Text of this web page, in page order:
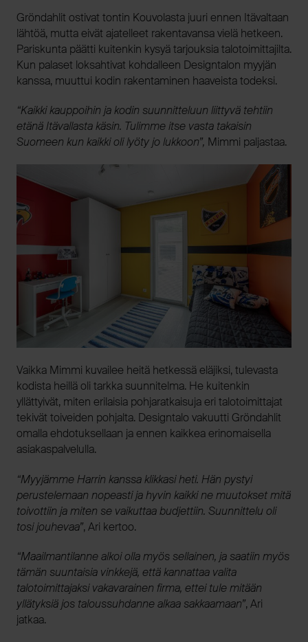
Gröndahlit ostivat tontin Kouvolasta juuri ennen Itävaltaan
lähtöä, mutta eivät ajatelleet rakentavansa vielä hetkeen.
Pariskunta päätti kuitenkin kysyä tarjouksia talotoimittajilta.
Kun palaset loksahtivat kohdalleen Designtalon myyjän
kanssa, muuttui kodin rakentaminen haaveista todeksi.
“Kaikki kauppoihin ja kodin suunnitteluun liittyvä tehtiin
etänä Itävallasta käsin. Tulimme itse vasta takaisin
Suomeen kun kaikki oli lyöty jo lukkoon”, Mimmi paljastaa.
Vaikka Mimmi kuvailee heitä hetkessä eläjiksi, tulevasta
kodista heillä oli tarkka suunnitelma. He kuitenkin
yllättyivät, miten erilaisia pohjaratkaisuja eri talotoimittajat
tekivät toiveiden pohjalta. Designtalo vakuutti Gröndahlit
omalla ehdotuksellaan ja ennen kaikkea erinomaisella
asiakaspalvelulla.
“Myyjämme Harrin kanssa klikkasi heti. Hän pystyi
perustelemaan nopeasti ja hyvin kaikki ne muutokset mitä
toivottiin ja miten se vaikuttaa budjettiin. Suunnittelu oli
tosi jouhevaa”, Ari kertoo.
“Maailmantilanne alkoi olla myös sellainen, ja saatiin myös
tämän suuntaisia vinkkejä, että kannattaa valita
talotoimittajaksi vakavarainen firma, ettei tule mitään
yllätyksiä jos taloussuhdanne alkaa sakkaamaan”, Ari
jatkaa.